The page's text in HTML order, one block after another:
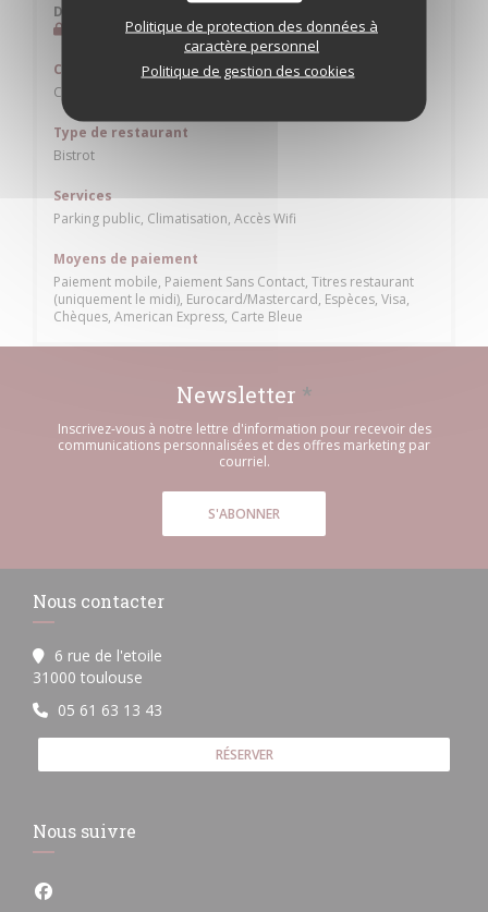
Politique de protection des données à
caractère personnel
Politique de gestion des cookies
Dimanche
Cuisine
Cuisine Traditionnelle
Type de restaurant
Bistrot
Services
Parking public, Climatisation, Accès Wifi
Moyens de paiement
Paiement mobile, Paiement Sans Contact, Titres restaurant
(uniquement le midi), Eurocard/Mastercard, Espèces, Visa,
Chèques, American Express, Carte Bleue
Newsletter *
Inscrivez-vous à notre lettre d'information pour recevoir des
communications personnalisées et des offres marketing par
courriel.
S'ABONNER
Nous contacter
6 rue de l'etoile
31000 toulouse
05 61 63 13 43
RÉSERVER
Nous suivre
Facebook ((ouvre une nouvelle fenêtre))